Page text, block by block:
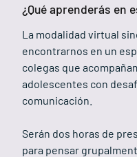
¿Qué aprenderás en
La modalidad virtual
encontrarnos en un
colegas que
adolescentes con
comunicación.
Serán dos horas de
para pensar